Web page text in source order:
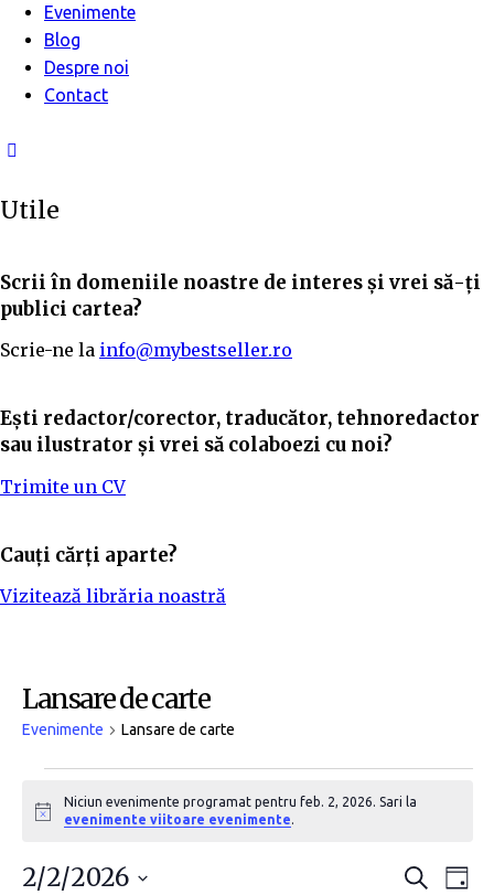
Evenimente
Blog
Despre noi
Contact
Utile
Scrii în domeniile noastre de interes și vrei să-ți
publici cartea?
Scrie-ne la info@mybestseller.ro
Ești redactor/corector, traducător, tehnoredactor
sau ilustrator și vrei să colaboezi cu noi?
Trimite un CV
Cauți cărți aparte?
Vizitează librăria noastră
Lansare de carte
Evenimente Lansare de carte
N
i
f
Niciun evenimente programat pentru feb. 2, 2026. Sari la
evenimente viitoare evenimente.
C
N
Z
2/2/2026